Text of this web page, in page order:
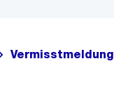
Vermisstmeldung